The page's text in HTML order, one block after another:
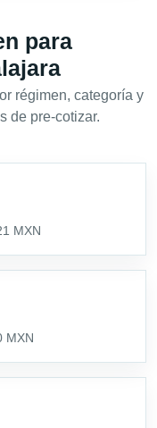
para
régimen, categoría y
de pre-cotizar.
MXN
MXN